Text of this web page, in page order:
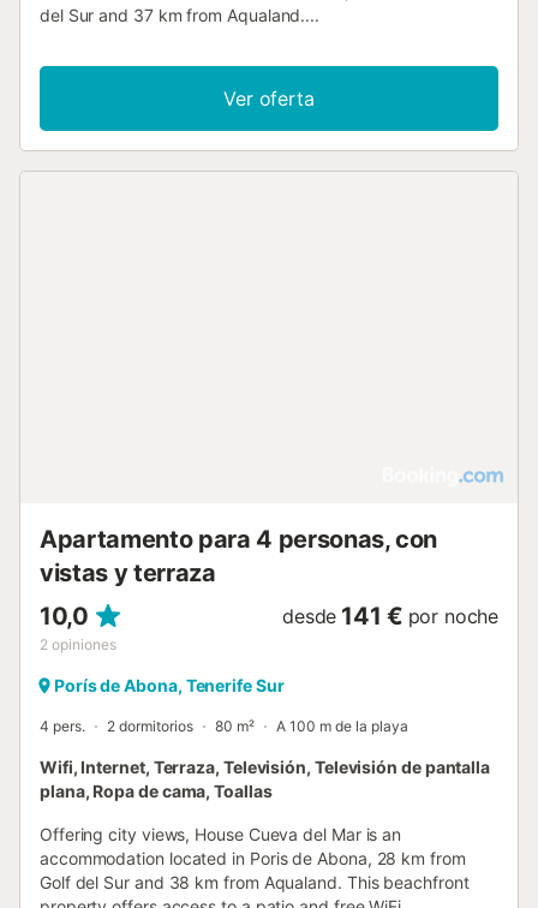
del Sur and 37 km from Aqualand....
Ver oferta
Apartamento para 4 personas, con
vistas y terraza
10,0
2 opiniones
desde 141 € por noche
Porís de Abona, Tenerife Sur
4 pers. 2 dormitorios 80 m² A 100 m de la playa
Wifi, Internet, Terraza, Televisión, Televisión de pantalla
plana, Ropa de cama, Toallas
Offering city views, House Cueva del Mar is an
accommodation located in Poris de Abona, 28 km from
Golf del Sur and 38 km from Aqualand. This beachfront